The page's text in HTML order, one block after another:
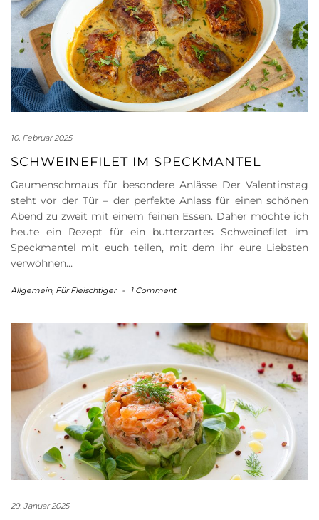
10. Februar 2025
SCHWEINEFILET IM SPECKMANTEL
Gaumenschmaus für besondere Anlässe Der Valentinstag
steht vor der Tür – der perfekte Anlass für einen schönen
Abend zu zweit mit einem feinen Essen. Daher möchte ich
heute ein Rezept für ein butterzartes Schweinefilet im
Speckmantel mit euch teilen, mit dem ihr eure Liebsten
verwöhnen…
Allgemein, Für Fleischtiger - 1 Comment
29. Januar 2025